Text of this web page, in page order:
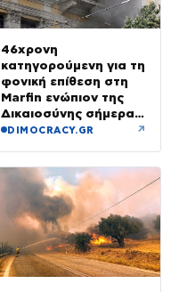
46χρονη
κατηγορούμενη για τη
φονική επίθεση στη
Marfin ενώπιον της
Δικαιοσύνης σήμερα –
Τα στοιχεία που την
DIMOCRACY.GR ↗